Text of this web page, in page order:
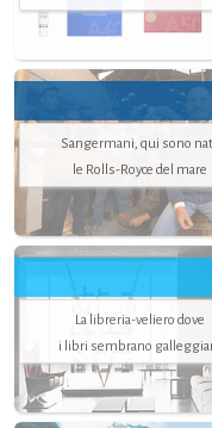
Sangermani, qui sono
le Rolls-Royce del mare
La libreria-veliero dove
i libri sembrano